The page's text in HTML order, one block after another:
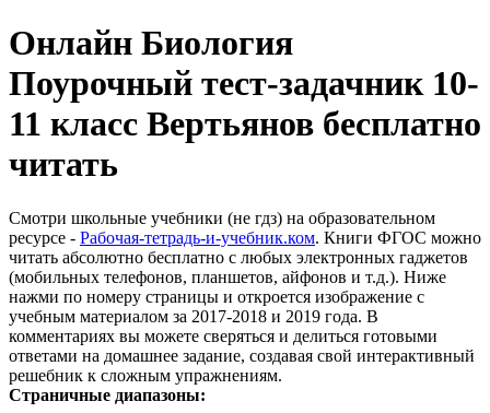
Онлайн Биология
Поурочный тест-задачник 10-
11 класс Вертьянов бесплатно
читать
Смотри школьные учебники (не гдз) на образовательном
ресурсе - Рабочая-тетрадь-и-учебник.ком. Книги ФГОС можно
читать абсолютно бесплатно с любых электронных гаджетов
(мобильных телефонов, планшетов, айфонов и т.д.). Ниже
нажми по номеру страницы и откроется изображение с
учебным материалом за 2017-2018 и 2019 года. В
комментариях вы можете сверяться и делиться готовыми
ответами на домашнее задание, создавая свой интерактивный
решебник к сложным упражнениям.
Страничные диапазоны: